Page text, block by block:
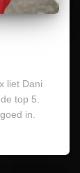
liet Dani
top 5.
in.